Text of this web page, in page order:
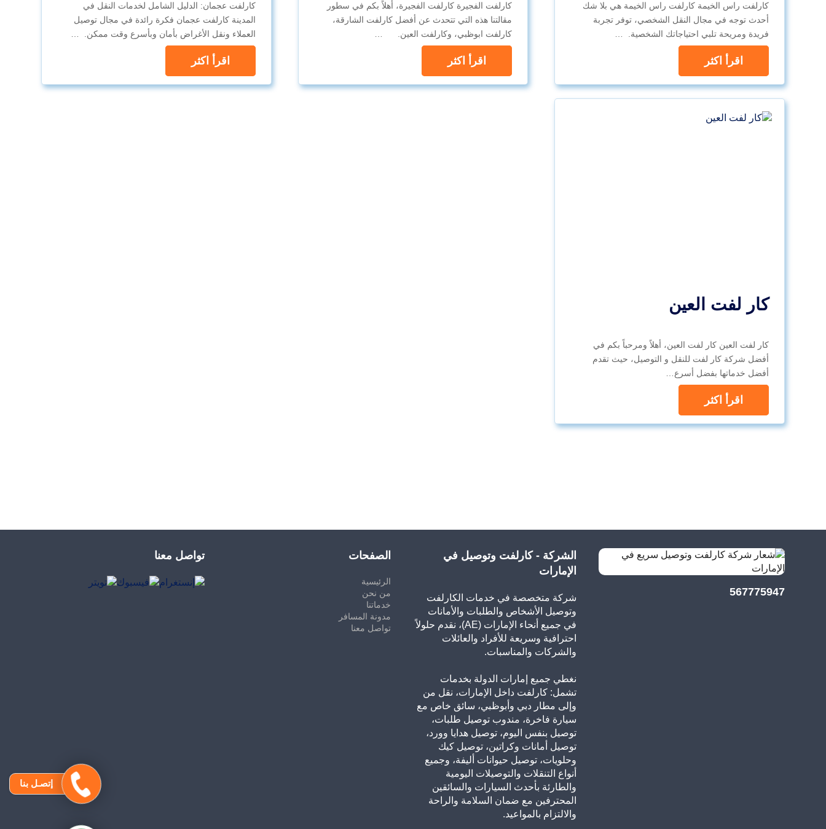
كارلفت راس الخيمة كارلفت راس الخيمة هي بلا شك
أحدث توجه في مجال النقل الشخصي، توفر تجربة
فريدة ومريحة تلبي احتياجاتك الشخصية. …
اقرأ اكثر
كارلفت الفجيرة كارلفت الفجيرة، أهلاً بكم في سطور
مقالتنا هذه التي تتحدث عن أفضل كارلفت الشارقة،
كارلفت ابوظبي، وكارلفت العين. …
اقرأ اكثر
كارلفت عجمان: الدليل الشامل لخدمات النقل في
المدينة كارلفت عجمان فكرة رائدة في مجال توصيل
العملاء ونقل الأغراض بأمان وبأسرع وقت ممكن. …
اقرأ اكثر
كار لفت العين
كار لفت العين كار لفت العين، أهلاً ومرحباً بكم في
أفضل شركة كار لفت للنقل و التوصيل، حيث تقدم
أفضل خدماتها بفضل أسرع…
اقرأ اكثر
567775947
الشركة - كارلفت وتوصيل في
الإمارات
شركة متخصصة في خدمات الكارلفت
وتوصيل الأشخاص والطلبات والأمانات
في جميع أنحاء الإمارات (AE)، نقدم حلولاً
احترافية وسريعة للأفراد والعائلات
والشركات والمناسبات.
نغطي جميع إمارات الدولة بخدمات
تشمل: كارلفت داخل الإمارات، نقل من
وإلى مطار دبي وأبوظبي، سائق خاص مع
سيارة فاخرة، مندوب توصيل طلبات،
توصيل بنفس اليوم، توصيل هدايا وورد،
توصيل أمانات وكراتين، توصيل كيك
وحلويات، توصيل حيوانات أليفة، وجميع
أنواع التنقلات والتوصيلات اليومية
والطارئة بأحدث السيارات والسائقين
المحترفين مع ضمان السلامة والراحة
والالتزام بالمواعيد.
الصفحات
الرئيسية
من نحن
خدماتنا
مدونة المسافر
تواصل معنا
تواصل معنا
إتصـل بنا